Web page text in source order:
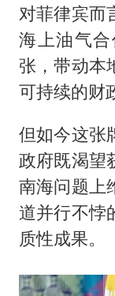
对菲律宾而
海上油气
张，带动本
可持续的财
但如今这张
政府既渴望
南海问题上
道并行不悖
质性成果。